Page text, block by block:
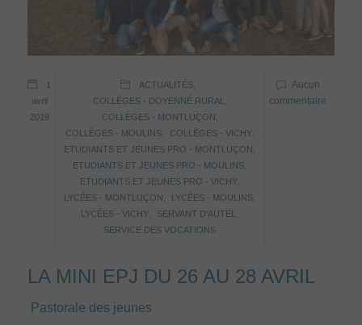
1
avril
2019
ACTUALITÉS
COLLÈGES - DOYENNÉ RURAL
COLLÈGES - MONTLUÇON
COLLÈGES - MOULINS, COLLÈGES - VICHY,
ETUDIANTS ET JEUNES PRO - MONTLUÇON
ETUDIANTS ET JEUNES PRO - MOULINS
ETUDIANTS ET JEUNES PRO - VICHY,
LYCÉES - MONTLUÇON
LYCÉES - MOULINS
LYCÉES - VICHY
SERVANT D'AUTEL
SERVICE DES VOCATIONS
Aucun
commentaire
LA MINI EPJ DU 26 AU 28 AVRIL
Pastorale des jeunes